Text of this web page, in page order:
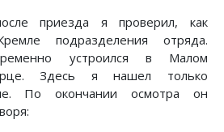
приезда я проверил, как
подразделения отряда.
устроился в Малом
Здесь я нашел только
По окончании осмотра он